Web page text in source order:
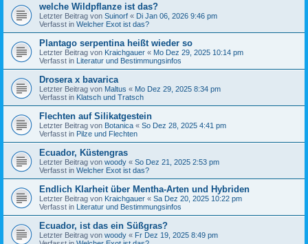
welche Wildpflanze ist das?
Letzter Beitrag von Suinorf « Di Jan 06, 2026 9:46 pm
Verfasst in Welcher Exot ist das?
Plantago serpentina heißt wieder so
Letzter Beitrag von Kraichgauer « Mo Dez 29, 2025 10:14 pm
Verfasst in Literatur und Bestimmungsinfos
Drosera x bavarica
Letzter Beitrag von Maltus « Mo Dez 29, 2025 8:34 pm
Verfasst in Klatsch und Tratsch
Flechten auf Silikatgestein
Letzter Beitrag von Botanica « So Dez 28, 2025 4:41 pm
Verfasst in Pilze und Flechten
Ecuador, Küstengras
Letzter Beitrag von woody « So Dez 21, 2025 2:53 pm
Verfasst in Welcher Exot ist das?
Endlich Klarheit über Mentha-Arten und Hybriden
Letzter Beitrag von Kraichgauer « Sa Dez 20, 2025 10:22 pm
Verfasst in Literatur und Bestimmungsinfos
Ecuador, ist das ein Süßgras?
Letzter Beitrag von woody « Fr Dez 19, 2025 8:49 pm